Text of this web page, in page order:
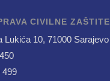
CIVILNE ZAŠTITE
Lukića 10, 71000 Sarajevo
499